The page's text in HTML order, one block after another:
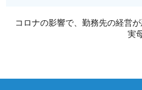
コロナの影響で、勤務先の経営
実